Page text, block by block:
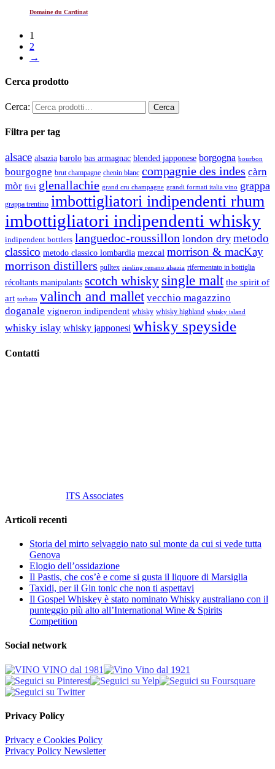
Domaine du Cardinat
1
2
→
Cerca prodotto
Cerca:
Filtra per tag
alsace alsazia barolo bas armagnac blended japponese borgogna bourbon
bourgogne brut champagne chenin blanc compagnie des indes càrn
mòr fivi glenallachie grand cru champagne grandi formati italia vino grappa
grappa trentino imbottigliatori indipendenti rhum
imbottigliatori indipendenti whisky
indipendent bottlers languedoc-roussillon london dry metodo
classico metodo classico lombardia mezcal morrison & macKay
morrison distillers pulltex riesling renano alsazia rifermentato in bottiglia
récoltants manipulants scotch whisky single malt the spirit of
art torbato valinch and mallet vecchio magazzino
doganale vigneron indipendent whisky whisky highland whisky island
whisky islay whisky japponesi whisky speyside
Contatti
ITS Associates
Articoli recenti
Storia del mirto selvaggio nato sul monte da cui si vede tutta
Genova
Elogio dell’ossidazione
Il Pastis, che cos’è e come si gusta il liquore di Marsiglia
Taxidi, per il Gin tonic che non ti aspettavi
Il Gospel Whiskey è stato nominato Whisky australiano con il
punteggio più alto all’International Wine & Spirits
Competition
Social network
Privacy Policy
Privacy e Cookies Policy
Privacy Policy Newsletter